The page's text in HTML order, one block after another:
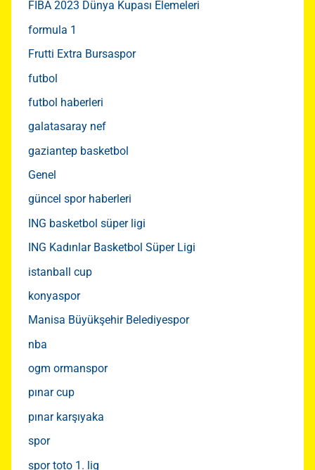
FIBA 2023 Dünya Kupası Elemeleri
formula 1
Frutti Extra Bursaspor
futbol
futbol haberleri
galatasaray nef
gaziantep basketbol
Genel
güncel spor haberleri
ING basketbol süper ligi
ING Kadınlar Basketbol Süper Ligi
istanball cup
konyaspor
Manisa Büyükşehir Belediyespor
nba
ogm ormanspor
pınar cup
pınar karşıyaka
spor
spor toto 1. lig